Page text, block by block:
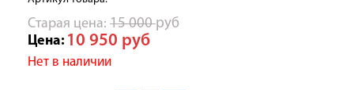
Cтарая цена: 15 000руб
Цена: 10 950 руб
Нет в наличии